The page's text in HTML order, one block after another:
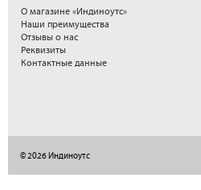
О магазине «Индиноутс»
Наши преимущества
Отзывы о нас
Реквизиты
Контактные данные
© 2026 Индиноутс